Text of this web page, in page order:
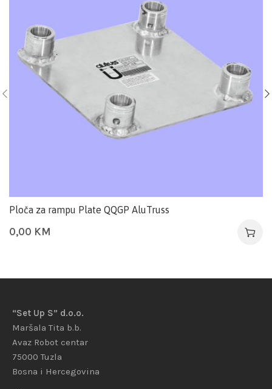
Ploča za rampu Plate QQGP AluTruss
0,00 KM
“Set Up S” d.o.o.
Maršala Tita b.b.
Avaz Robot centar
75000 Tuzla
Bosna i Hercegovina